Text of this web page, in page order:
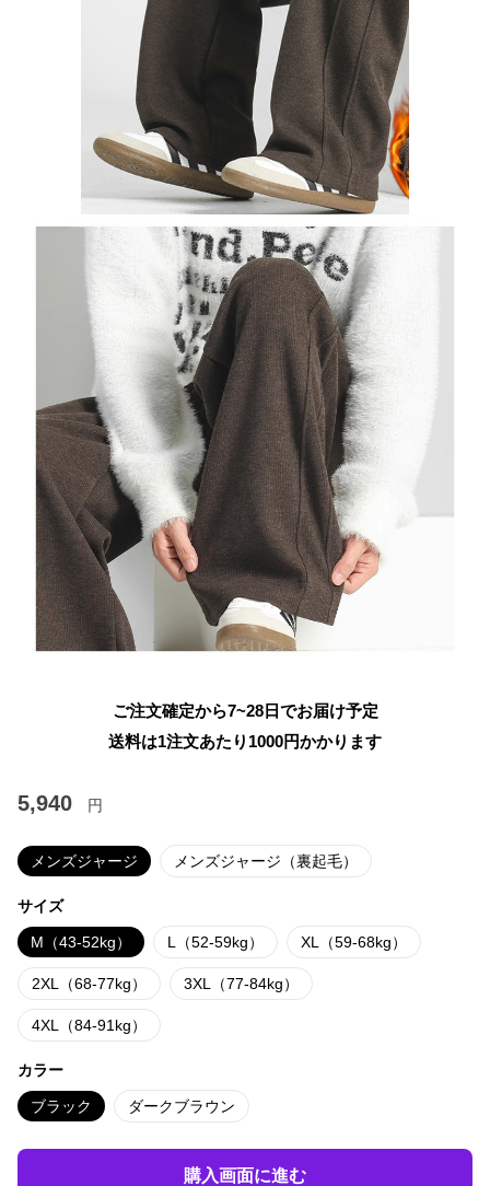
ご注文確定から7~28日でお届け予定
送料は1注文あたり 1000円かかります
5,940 円
メンズジャージ メンズジャージ（裏起毛）
サイズ
M（43-52kg） L（52-59kg） XL（59-68kg）
2XL（68-77kg） 3XL（77-84kg）
4XL（84-91kg）
カラー
ブラック ダークブラウン
購入画面に進む